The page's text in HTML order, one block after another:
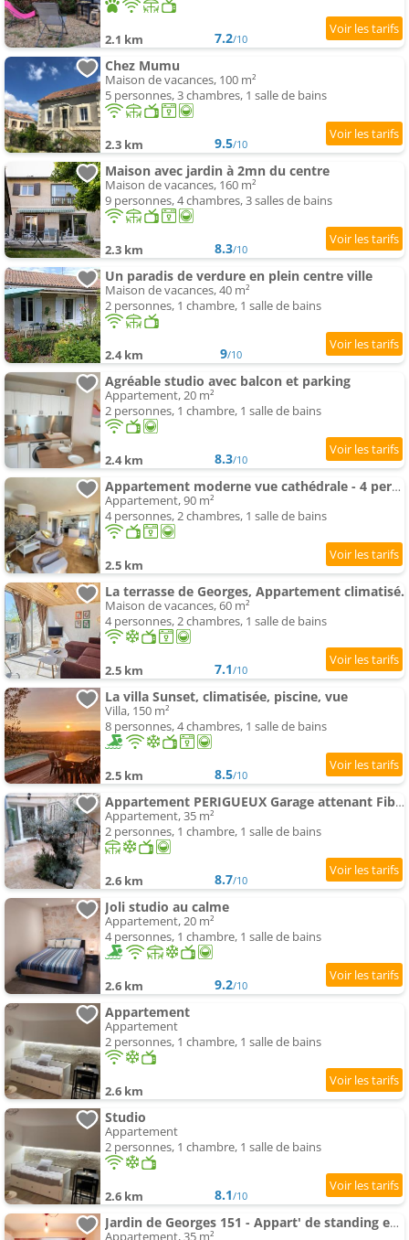
2.1 km 7.2/10
Chez Mumu
Maison de vacances, 100 m²
5 personnes, 3 chambres, 1 salle de bains
2.3 km 9.5/10
Maison avec jardin à 2mn du centre
Maison de vacances, 160 m²
9 personnes, 4 chambres, 3 salles de bains
2.3 km 8.3/10
Un paradis de verdure en plein centre ville
Maison de vacances, 40 m²
2 personnes, 1 chambre, 1 salle de bains
2.4 km 9/10
Agréable studio avec balcon et parking
Appartement, 20 m²
2 personnes, 1 chambre, 1 salle de bains
2.4 km 8.3/10
Appartement moderne vue cathédrale - 4 pers. - FR-1-616-577
Appartement, 90 m²
4 personnes, 2 chambres, 1 salle de bains
2.5 km
La terrasse de Georges, Appartement climatisé.
Maison de vacances, 60 m²
4 personnes, 2 chambres, 1 salle de bains
2.5 km 7.1/10
La villa Sunset, climatisée, piscine, vue
Villa, 150 m²
8 personnes, 4 chambres, 1 salle de bains
2.5 km 8.5/10
Appartement PERIGUEUX Garage attenant Fibre Climatisation
Appartement, 35 m²
2 personnes, 1 chambre, 1 salle de bains
2.6 km 8.7/10
Joli studio au calme
Appartement, 20 m²
4 personnes, 1 chambre, 1 salle de bains
2.6 km 9.2/10
Appartement
Appartement
2 personnes, 1 chambre, 1 salle de bains
2.6 km
Studio
Appartement
2 personnes, 1 chambre, 1 salle de bains
2.6 km 8.1/10
Jardin de Georges 151 - Appart' de standing en centre-ville - Jardin privé, Climatisation, Caméra d
Appartement, 35 m²